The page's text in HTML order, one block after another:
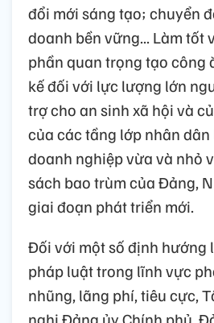
đổi mới sáng tạo; chuyển
doanh bền vững... Làm tốt
phần quan trọng tạo công
kế đối với lực lượng lớn
trợ cho an sinh xã hội và
của các tầng lớp nhân
doanh nghiệp vừa và nhỏ
sách bao trùm của Đảng,
giai đoạn phát triển mới.
Đối với một số định hướng
pháp luật trong lĩnh vực
nhũng, lãng phí, tiêu cực,
nghị Đảng ủy Chính phủ,